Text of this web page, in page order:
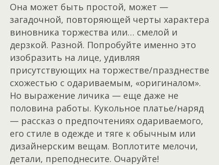
Она может быть простой, может —
загадочной, повторяющей черты характера
виновника торжества или… смелой и
дерзкой. Разной. Попробуйте именно это
изобразить на лице, удивляя
присутствующих на торжестве/празднестве
схожестью с одариваемым, «оригиналом».
Но выражение личика — еще даже не
половина работы. Кукольное платье/наряд
— рассказ о предпочтениях одариваемого,
его стиле в одежде и тяге к обычным или
дизайнерским вещам. Воплотите мелочи,
детали, преподнесите. Очаруйте!